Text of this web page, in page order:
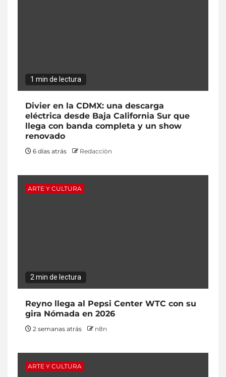
1 min de lectura
Divier en la CDMX: una descarga
eléctrica desde Baja California Sur que
llega con banda completa y un show
renovado
6 días atrás Redacciòn
ARTE Y CULTURA
2 min de lectura
Reyno llega al Pepsi Center WTC con su
gira Nómada en 2026
2 semanas atrás n8n
ARTE Y CULTURA